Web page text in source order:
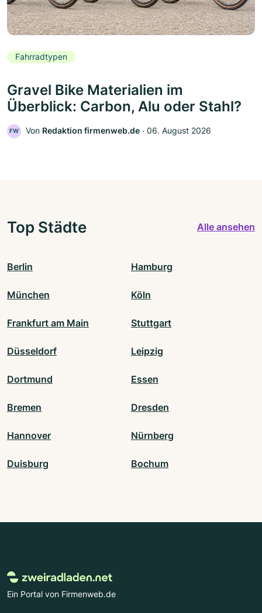
Fahrradtypen
Gravel Bike Materialien im
Überblick: Carbon, Alu oder Stahl?
FW Von Redaktion firmenweb.de ‧ 06. August 2026
Top Städte Alle ansehen
Berlin Hamburg
München Köln
Frankfurt am Main Stuttgart
Düsseldorf Leipzig
Dortmund Essen
Bremen Dresden
Hannover Nürnberg
Duisburg Bochum
Ein Portal von Firmenweb.de